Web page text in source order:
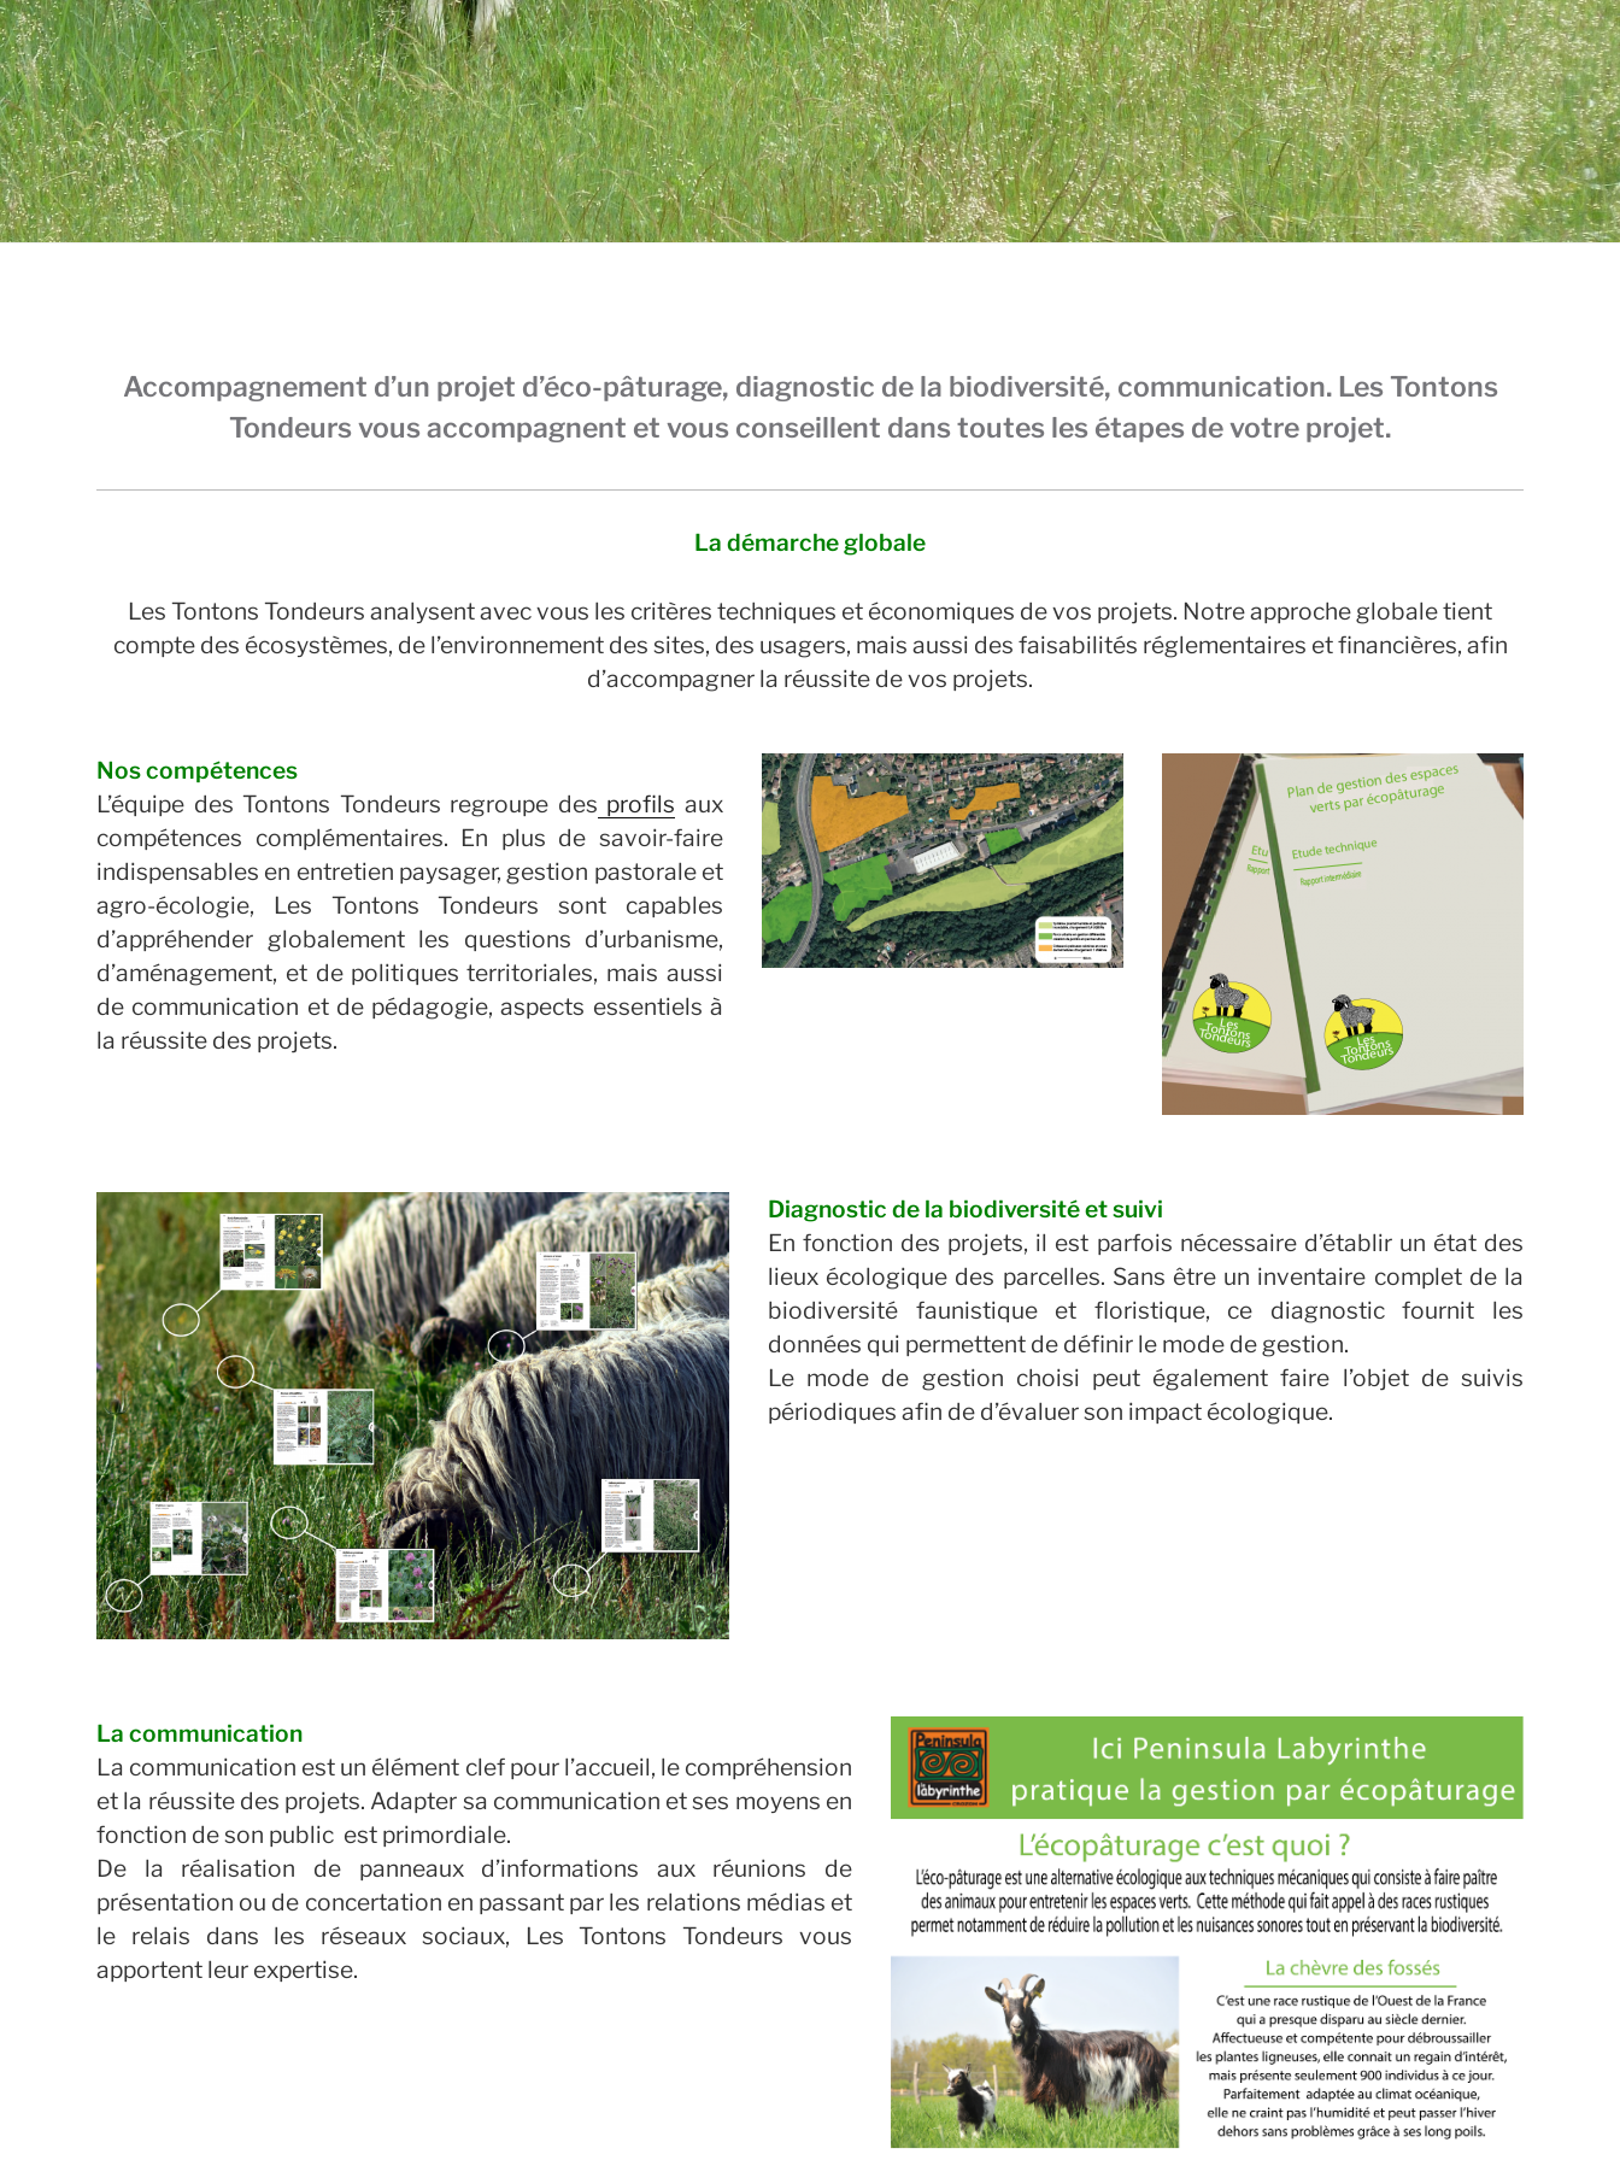
Accompagnement d’un projet d’éco-pâturage, diagnostic de la biodiversité, communication. Les Tontons
Tondeurs vous accompagnent et vous conseillent dans toutes les étapes de votre projet.
La démarche globale
Les Tontons Tondeurs analysent avec vous les critères techniques et économiques de vos projets. Notre approche globale tient
compte des écosystèmes, de l’environnement des sites, des usagers, mais aussi des faisabilités réglementaires et financières, afin
d’accompagner la réussite de vos projets.
Nos compétences
L’équipe des Tontons Tondeurs regroupe des profils aux
compétences complémentaires. En plus de savoir-faire
indispensables en entretien paysager, gestion pastorale et
agro-écologie, Les Tontons Tondeurs sont capables
d’appréhender globalement les questions d’urbanisme,
d’aménagement, et de politiques territoriales, mais aussi
de communication et de pédagogie, aspects essentiels à
la réussite des projets.
Diagnostic de la biodiversité et suivi
En fonction des projets, il est parfois nécessaire d’établir un état des
lieux écologique des parcelles. Sans être un inventaire complet de la
biodiversité faunistique et floristique, ce diagnostic fournit les
données qui permettent de définir le mode de gestion.
Le mode de gestion choisi peut également faire l’objet de suivis
périodiques afin de d’évaluer son impact écologique.
La communication
La communication est un élément clef pour l’accueil, le compréhension
et la réussite des projets. Adapter sa communication et ses moyens en
fonction de son public est primordiale.
De la réalisation de panneaux d’informations aux réunions de
présentation ou de concertation en passant par les relations médias et
le relais dans les réseaux sociaux, Les Tontons Tondeurs vous
apportent leur expertise.